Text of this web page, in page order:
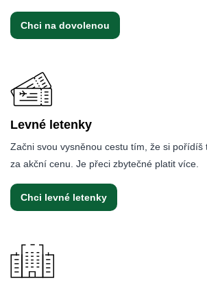
Chci na dovolenou
Levné letenky
Začni svou vysněnou cestu tím, že si pořídíš
za akční cenu. Je přeci zbytečné platit více.
Chci levné letenky